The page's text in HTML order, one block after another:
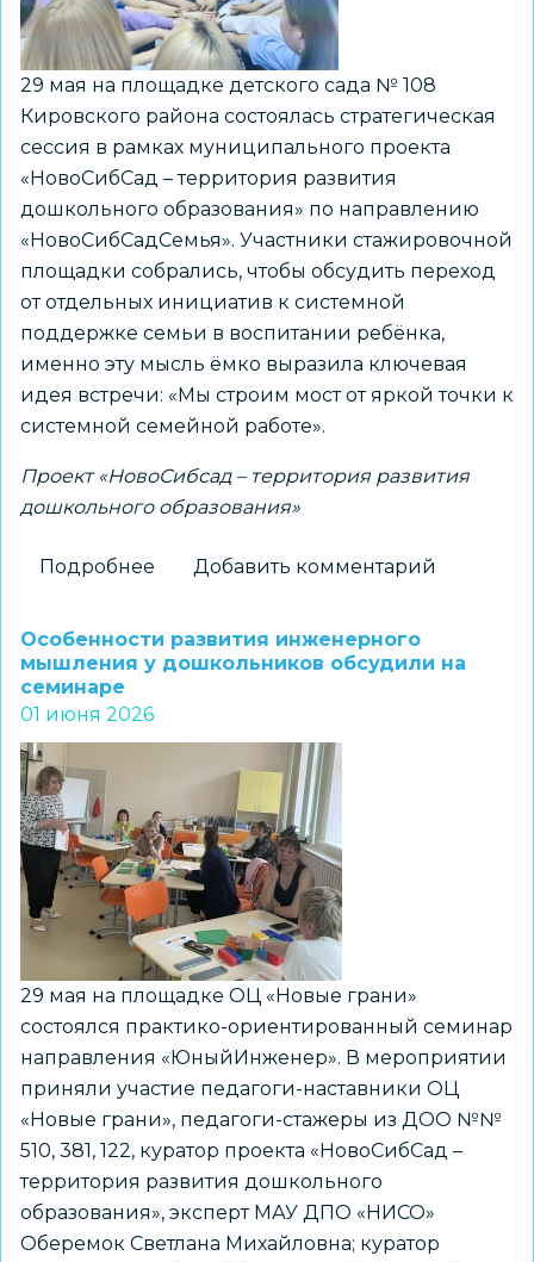
29 мая на площадке детского сада № 108
Кировского района состоялась стратегическая
сессия в рамках муниципального проекта
«НовоСибСад – территория развития
дошкольного образования» по направлению
«НовоСибСадСемья». Участники стажировочной
площадки собрались, чтобы обсудить переход
от отдельных инициатив к системной
поддержке семьи в воспитании ребёнка,
именно эту мысль ёмко выразила ключевая
идея встречи: «Мы строим мост от яркой точки к
системной семейной работе».
Проект «НовоСибсад – территория развития
дошкольного образования»
Подробнее
будущее»:
семейному
лету
Добавить комментарий
Особенности развития инженерного
мышления у дошкольников обсудили на
семинаре
01 июня 2026
29 мая на площадке ОЦ «Новые грани»
состоялся практико-ориентированный семинар
направления «ЮныйИнженер». В мероприятии
приняли участие педагоги-наставники ОЦ
«Новые грани», педагоги-стажеры из ДОО №№
510, 381, 122, куратор проекта «НовоСибСад –
территория развития дошкольного
образования», эксперт МАУ ДПО «НИСО»
Оберемок Светлана Михайловна; куратор